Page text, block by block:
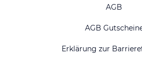
AGB
AGB
Erklärung zur